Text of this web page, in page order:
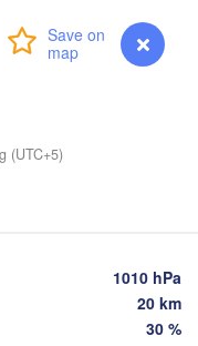
Forecast
(UTC+5)
1010 hPa
20 km
30 %